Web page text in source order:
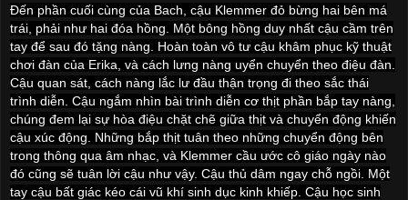
Đến phần cuối cùng của Bach, cậu Klemmer đỏ bừng hai bên má
trái, phải như hai đóa hồng. Một bông hồng duy nhất cậu cầm trên
tay để sau đó tặng nàng. Hoàn toàn vô tư cậu khâm phục kỹ thuật
chơi đàn của Erika, và cách lưng nàng uyển chuyển theo điệu đàn.
Cậu quan sát, cách nàng lắc lư đầu thận trọng đi theo sắc thái
trình diễn. Cậu ngắm nhìn bài trình diễn cơ thịt phần bắp tay nàng,
chúng đem lại sự hòa điệu chặt chẽ giữa thịt và chuyển động khiến
cậu xúc động. Những bắp thịt tuân theo những chuyển động bên
trong thông qua âm nhạc, và Klemmer cầu ước cô giáo ngày nào
đó cũng sẽ tuân lời cậu như vậy. Cậu thủ dâm ngay chỗ ngồi. Một
tay cậu bất giác kéo cái vũ khí sinh dục kinh khiếp. Cậu học sinh